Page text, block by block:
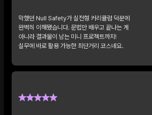
막했던 Null Safety가 실전형 커리큘럼 덕분에
완벽히 이해됐습니다. 문법만 배우고 끝나는 게
아니라 결과물이 남는 미니 프로젝트까지!
실무에 바로 활용 가능한 최단거리 코스네요.